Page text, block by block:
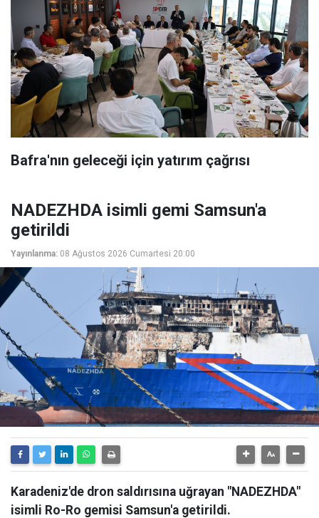
Bafra'nın geleceği için yatırım çağrısı
NADEZHDA isimli gemi Samsun'a
getirildi
Yayınlanma: 08 Ağustos 2026 Cumartesi 20:00
Karadeniz'de dron saldırısına uğrayan "NADEZHDA"
isimli Ro-Ro gemisi Samsun'a getirildi.